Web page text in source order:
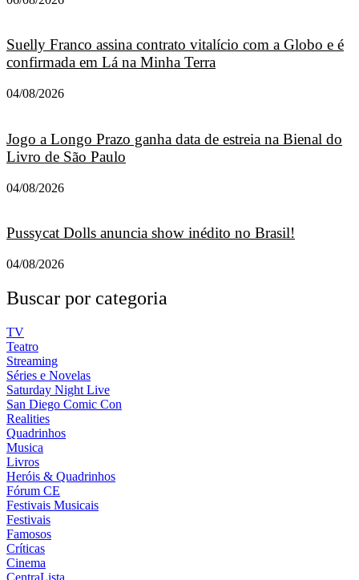
Suelly Franco assina contrato vitalício com a Globo e é
confirmada em Lá na Minha Terra
04/08/2026
Jogo a Longo Prazo ganha data de estreia na Bienal do
Livro de São Paulo
04/08/2026
Pussycat Dolls anuncia show inédito no Brasil!
04/08/2026
Buscar por categoria
TV
Teatro
Streaming
Séries e Novelas
Saturday Night Live
San Diego Comic Con
Realities
Quadrinhos
Musica
Livros
Heróis & Quadrinhos
Fórum CE
Festivais Musicais
Festivais
Famosos
Críticas
Cinema
CentraLista